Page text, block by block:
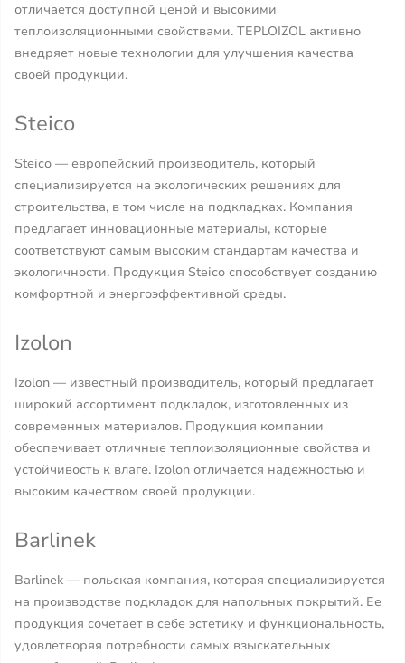
отличается доступной ценой и высокими
теплоизоляционными свойствами. TEPLOIZOL активно
внедряет новые технологии для улучшения качества
своей продукции.
Steico
Steico — европейский производитель, который
специализируется на экологических решениях для
строительства, в том числе на подкладках. Компания
предлагает инновационные материалы, которые
соответствуют самым высоким стандартам качества и
экологичности. Продукция Steico способствует созданию
комфортной и энергоэффективной среды.
Izolon
Izolon — известный производитель, который предлагает
широкий ассортимент подкладок, изготовленных из
современных материалов. Продукция компании
обеспечивает отличные теплоизоляционные свойства и
устойчивость к влаге. Izolon отличается надежностью и
высоким качеством своей продукции.
Barlinek
Barlinek — польская компания, которая специализируется
на производстве подкладок для напольных покрытий. Ее
продукция сочетает в себе эстетику и функциональность,
удовлетворяя потребности самых взыскательных